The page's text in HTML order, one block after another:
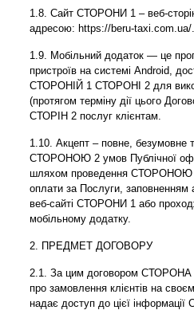
1.8. Сайт СТОРОНИ 1 – веб-
адресою: https://beru-taxi.com.ua/.
1.9. Мобільний додаток — це
пристроїв на системі Android,
СТОРОНІЙ 1 СТОРОНІ 2 для
(протягом терміну дії цього
СТОРІН 2 послуг клієнтам.
1.10. Акцепт – повне, безумовне
СТОРОНОЮ 2 умов Публічної
шляхом проведення СТОРОНОЮ
оплати за Послуги, заповненням
веб-сайті СТОРОНИ 1 або
мобільному додатку.
2. ПРЕДМЕТ ДОГОВОРУ
2.1. За цим договором СТОРОНА
про замовлення клієнтів на
надає доступ до цієї